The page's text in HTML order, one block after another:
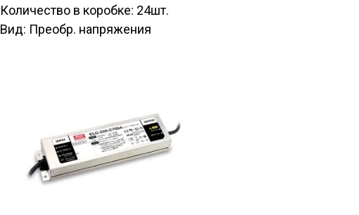
Количество в коробке: 24шт.
Вид: Преобр. напряжения